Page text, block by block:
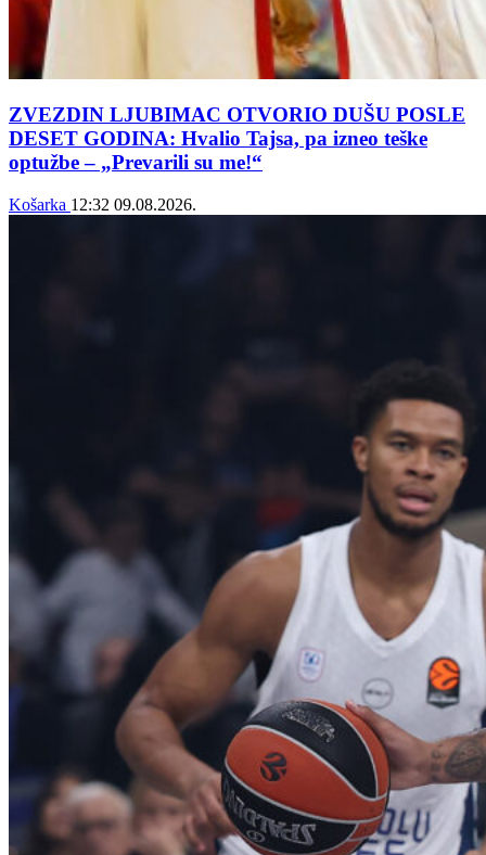
ZVEZDIN LJUBIMAC OTVORIO DUŠU POSLE
DESET GODINA: Hvalio Tajsa, pa izneo teške
optužbe – „Prevarili su me!“
Košarka 12:32 09.08.2026.